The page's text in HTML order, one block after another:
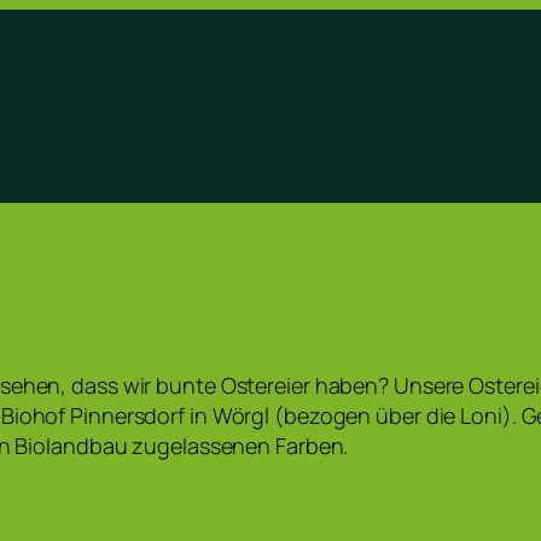
dass wir bunte Ostereier haben? Unsere
Pinnersdorf in Wörgl (bezogen über die Loni).
Biolandbau zugelassenen Farben.